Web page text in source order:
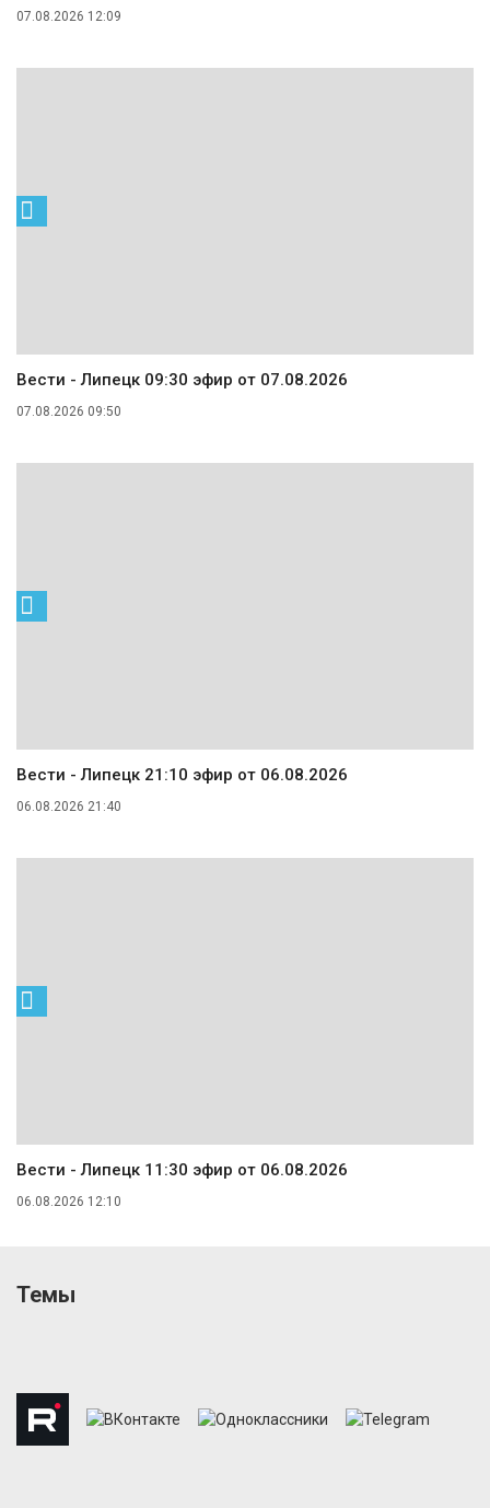
07.08.2026 12:09
Вести - Липецк 09:30 эфир от 07.08.2026
07.08.2026 09:50
Вести - Липецк 21:10 эфир от 06.08.2026
06.08.2026 21:40
Вести - Липецк 11:30 эфир от 06.08.2026
06.08.2026 12:10
Темы